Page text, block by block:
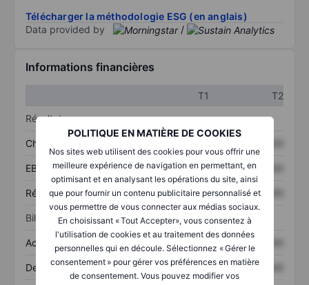
POLITIQUE EN MATIÈRE DE COOKIES
Nos sites web utilisent des cookies pour vous offrir une
meilleure expérience de navigation en permettant, en
optimisant et en analysant les opérations du site, ainsi
que pour fournir un contenu publicitaire personnalisé et
vous permettre de vous connecter aux médias sociaux.
En choisissant « Tout Accepter», vous consentez à
l'utilisation de cookies et au traitement des données
personnelles qui en découle. Sélectionnez « Gérer le
consentement » pour gérer vos préférences en matière
de consentement. Vous pouvez modifier vos
Télécharger la méthodologie ESG (en anglais)
Data provided by
/
Informations financières
T1
T2
Résultats
Chiffre d’affaires
EBITDA XXXXXXX XXXXXXX
Résultat net XXXXXXX XXXXXXX
Bilan
Actifs totaux XXXXXXX XXXXXXX
Dette totale XXXXXXX XXXXXXX